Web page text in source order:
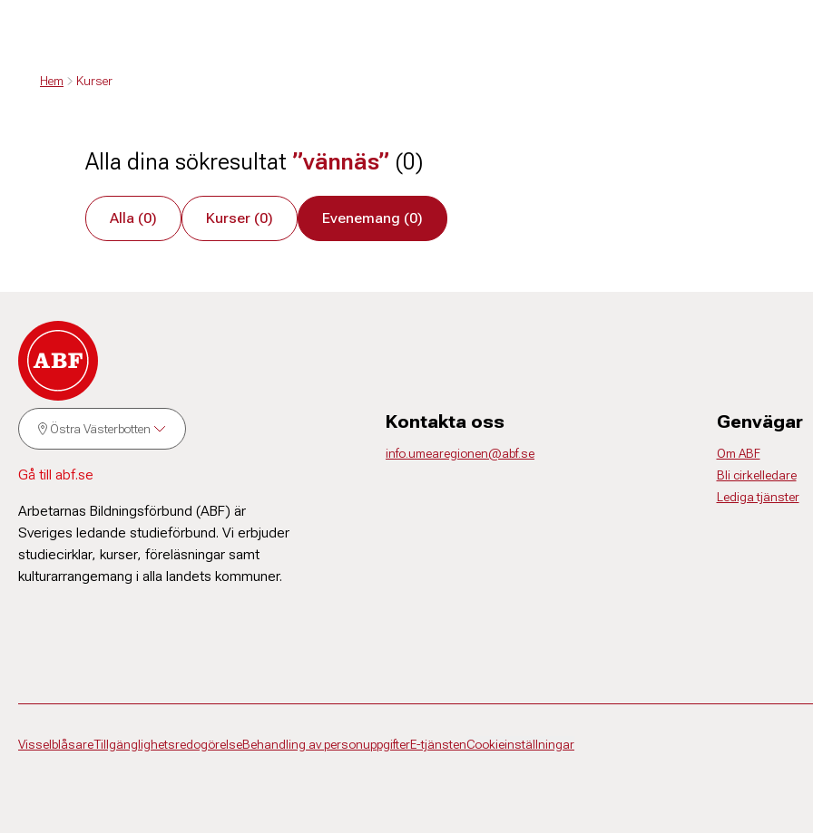
Hem Kurser
Alla dina sökresultat ”vännäs” (0)
Alla (0) Kurser (0) Evenemang (0)
Östra Västerbotten
Gå till abf.se
Arbetarnas Bildningsförbund (ABF) är
Sveriges ledande studieförbund. Vi erbjuder
studiecirklar, kurser, föreläsningar samt
kulturarrangemang i alla landets kommuner.
Kontakta oss
info.umearegionen@abf.se
Genvägar
Om ABF
Bli cirkelledare
Lediga tjänster
VisselblåsareTillgänglighetsredogörelseBehandling av personuppgifterE-tjänstenCookieinställningar